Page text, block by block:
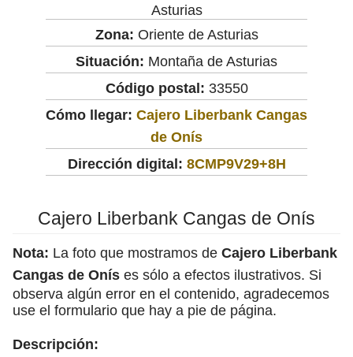
Asturias
Zona: Oriente de Asturias
Situación: Montaña de Asturias
Código postal: 33550
Cómo llegar: Cajero Liberbank Cangas
de Onís
Dirección digital: 8CMP9V29+8H
Cajero Liberbank Cangas de Onís
Nota: La foto que mostramos de Cajero Liberbank
Cangas de Onís es sólo a efectos ilustrativos. Si
observa algún error en el contenido, agradecemos
use el formulario que hay a pie de página.
Descripción: